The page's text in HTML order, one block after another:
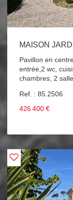
MAISON
Pavillon en centre
entrée,2 wc,
chambres, 2
SAISIR !!!
Ref. : 85.2506
426 400 €